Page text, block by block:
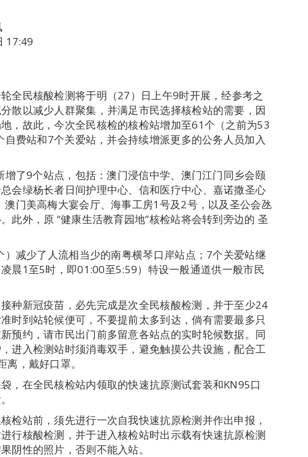
17:49
全民核酸检测将于明（27）日上午9时开展，经参考之
散以减少人群聚集，并满足市民选择核检站的需要，因
，故此，今次全民核检的核检站增加至61个（之前为53
费站和7个关爱站，并会持续增派更多的公务人员加入
了9个站点，包括：澳门浸信中学、澳门江门同乡会颐
会绿杨长者日间护理中心、信和医疗中心、嘉诺撒圣心
门美高梅大宴会厅、海事工房1号及2号，以及圣公会氹
此外，原 “健康生活教育园地”核检站将会转到旁边的 圣
减少了人流相当少的南粤横琴口岸站点；7个关爱站继
晨1至5时，即01:00至5:59）特设一般通道供一般市民
种新冠疫苗，必先完成是次全民核酸检测，并于至少24
时到站轮候便可，不要提前太多到达，倘有需要最多只
预约，请市民出门前多留意各站点的实时轮候数据。同
进入检测站时须消毒双手，避免触摸公共设施，配合工
，戴好口罩。
，在全民核检站内领取的快速抗原测试套装和KN95口
检站前，须先进行一次自我快速抗原检测并作出申报，
行核酸检测，并于进入核检站时出示载有快速抗原检测
阴性的照片，否则不能入站。